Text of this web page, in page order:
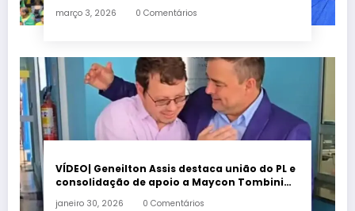
março 3, 2026 0 Comentários
VÍDEO| Geneilton Assis destaca união do PL e
consolidação de apoio a Maycon Tombini
janeiro 30, 2026 0 Comentários